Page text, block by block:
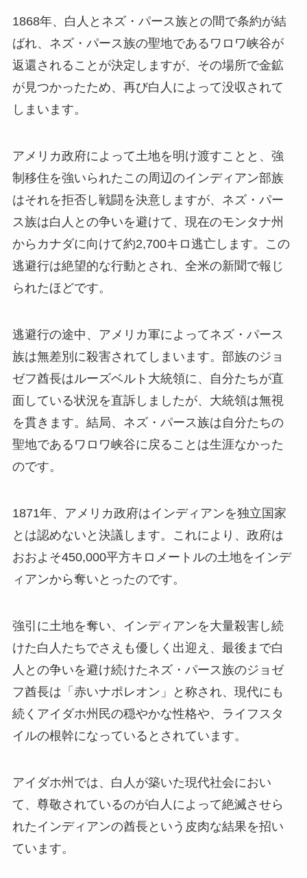
1868年、白人とネズ・パース族との間で条約が結
ばれ、ネズ・パース族の聖地であるワロワ峡谷が
返還されることが決定しますが、その場所で金鉱
が見つかったため、再び白人によって没収されて
しまいます。
アメリカ政府によって土地を明け渡すことと、強
制移住を強いられたこの周辺のインディアン部族
はそれを拒否し戦闘を決意しますが、ネズ・パー
ス族は白人との争いを避けて、現在のモンタナ州
からカナダに向けて約2,700キロ逃亡します。この
逃避行は絶望的な行動とされ、全米の新聞で報じ
られたほどです。
逃避行の途中、アメリカ軍によってネズ・パース
族は無差別に殺害されてしまいます。部族のジョ
ゼフ酋長はルーズベルト大統領に、自分たちが直
面している状況を直訴しましたが、大統領は無視
を貫きます。結局、ネズ・パース族は自分たちの
聖地であるワロワ峡谷に戻ることは生涯なかった
のです。
1871年、アメリカ政府はインディアンを独立国家
とは認めないと決議します。これにより、政府は
おおよそ450,000平方キロメートルの土地をインデ
ィアンから奪いとったのです。
強引に土地を奪い、インディアンを大量殺害し続
けた白人たちでさえも優しく出迎え、最後まで白
人との争いを避け続けたネズ・パース族のジョゼ
フ酋長は「赤いナポレオン」と称され、現代にも
続くアイダホ州民の穏やかな性格や、ライフスタ
イルの根幹になっているとされています。
アイダホ州では、白人が築いた現代社会におい
て、尊敬されているのが白人によって絶滅させら
れたインディアンの酋長という皮肉な結果を招い
ています。